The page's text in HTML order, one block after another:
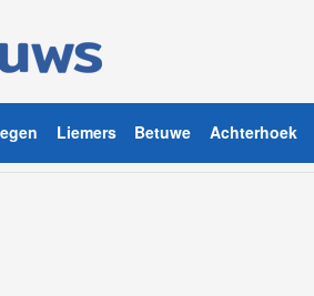
Liemers Betuwe Achterhoek